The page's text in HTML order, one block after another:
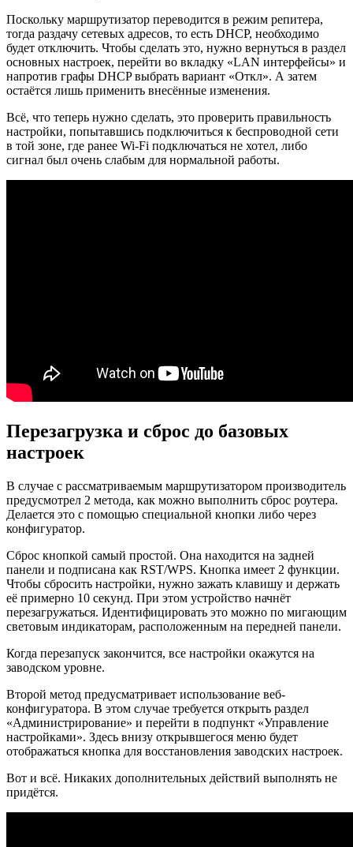
Поскольку маршрутизатор переводится в режим репитера,
тогда раздачу сетевых адресов, то есть DHCP, необходимо
будет отключить. Чтобы сделать это, нужно вернуться в раздел
основных настроек, перейти во вкладку «LAN интерфейсы» и
напротив графы DHCP выбрать вариант «Откл». А затем
остаётся лишь применить внесённые изменения.
Всё, что теперь нужно сделать, это проверить правильность
настройки, попытавшись подключиться к беспроводной сети
в той зоне, где ранее Wi-Fi подключаться не хотел, либо
сигнал был очень слабым для нормальной работы.
Перезагрузка и сброс до базовых
настроек
В случае с рассматриваемым маршрутизатором производитель
предусмотрел 2 метода, как можно выполнить сброс роутера.
Делается это с помощью специальной кнопки либо через
конфигуратор.
Сброс кнопкой самый простой. Она находится на задней
панели и подписана как RST/WPS. Кнопка имеет 2 функции.
Чтобы сбросить настройки, нужно зажать клавишу и держать
её примерно 10 секунд. При этом устройство начнёт
перезагружаться. Идентифицировать это можно по мигающим
световым индикаторам, расположенным на передней панели.
Когда перезапуск закончится, все настройки окажутся на
заводском уровне.
Второй метод предусматривает использование веб-
конфигуратора. В этом случае требуется открыть раздел
«Администрирование» и перейти в подпункт «Управление
настройками». Здесь внизу открывшегося меню будет
отображаться кнопка для восстановления заводских настроек.
Вот и всё. Никаких дополнительных действий выполнять не
придётся.